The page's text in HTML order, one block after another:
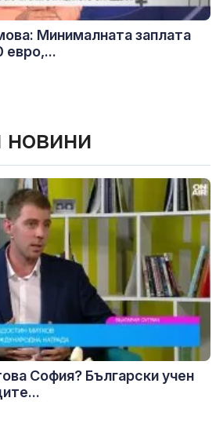
Минималната заплата
евро,...
София? Български учен